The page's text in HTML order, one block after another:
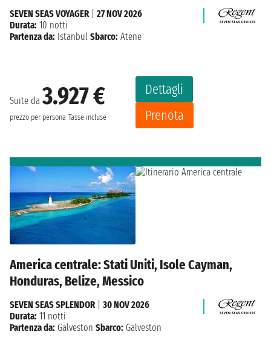
Suite da3.927 €
prezzo per persona Tasse incluse
Dettagli
Prenota
SEVEN SEAS VOYAGER| 27 NOV 2026
Durata: 10 notti
Partenza da: Istanbul Sbarco: Atene
America centrale: Stati Uniti, Isole Cayman,
Honduras, Belize, Messico
SEVEN SEAS SPLENDOR| 30 NOV 2026
Durata: 11 notti
Partenza da: Galveston Sbarco: Galveston